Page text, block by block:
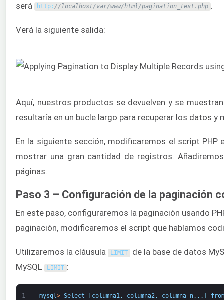
será
http://localhost/var/www/html/pagination_test.php .
Verá la siguiente salida:
Aquí, nuestros productos se devuelven y se
resultaría en un bucle largo para recuperar los datos
En la siguiente sección, modificaremos el script PHP
mostrar una gran cantidad de registros.
páginas.
Paso 3 – Configuración de la paginación
En este paso, configuraremos la paginación usando
paginación, modificaremos el script que habíamos
Utilizaremos la cláusula LIMIT de la base de datos
MySQL
LIMIT :
1 mysql > Select [columna1 , columna2 , columna n. . . ]